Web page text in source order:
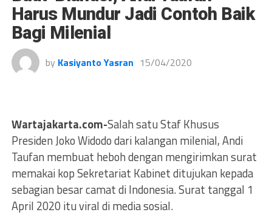
Harus Mundur Jadi Contoh Baik
Bagi Milenial
by Kasiyanto Yasran 15/04/2020
Wartajakarta.com-Salah satu Staf Khusus
Presiden Joko Widodo dari kalangan milenial, Andi
Taufan membuat heboh dengan mengirimkan surat
memakai kop Sekretariat Kabinet ditujukan kepada
sebagian besar camat di Indonesia. Surat tanggal 1
April 2020 itu viral di media sosial.